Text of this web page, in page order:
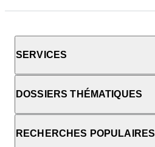
SERVICES
DOSSIERS THÉMATIQUES
RECHERCHES POPULAIRES